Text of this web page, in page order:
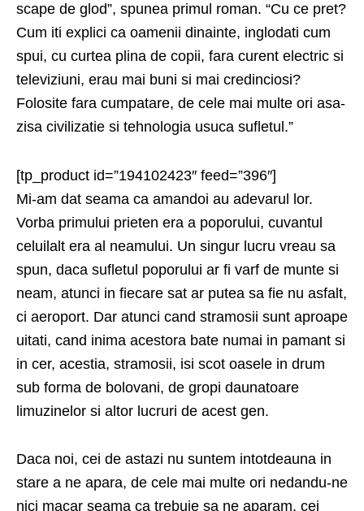
scape de glod”, spunea primul roman. “Cu ce pret?
Cum iti explici ca oamenii dinainte, inglodati cum
spui, cu curtea plina de copii, fara curent electric si
televiziuni, erau mai buni si mai credinciosi?
Folosite fara cumpatare, de cele mai multe ori asa-
zisa civilizatie si tehnologia usuca sufletul.”
[tp_product id=”194102423″ feed=”396″]
Mi-am dat seama ca amandoi au adevarul lor.
Vorba primului prieten era a poporului, cuvantul
celuilalt era al neamului. Un singur lucru vreau sa
spun, daca sufletul poporului ar fi varf de munte si
neam, atunci in fiecare sat ar putea sa fie nu asfalt,
ci aeroport. Dar atunci cand stramosii sunt aproape
uitati, cand inima acestora bate numai in pamant si
in cer, acestia, stramosii, isi scot oasele in drum
sub forma de bolovani, de gropi daunatoare
limuzinelor si altor lucruri de acest gen.
Daca noi, cei de astazi nu suntem intotdeauna in
stare a ne apara, de cele mai multe ori nedandu-ne
nici macar seama ca trebuie sa ne aparam, cei